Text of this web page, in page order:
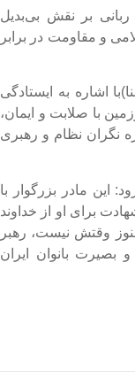
بر نقش بی‌بدیل
و مقاومت در برابر
اشاره به ایستادگی
با صلابت و ایمان،
نگران نظام و رهبری
این مادر بزرگوار با
برای او از خداوند
وقتش نیست، رهبر
بصیرت بانوان ایران